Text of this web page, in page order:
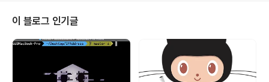
💡 반드시 username.github.io 이런식으로 만들어주세
요. 저는 UserName이 Zedd0202라서 Zedd0202.g
ithub.io로 만들어준거에요! 공식문서에 따르면, 저장소의
저 username부분이 사용자 이름과 정확히 일치하지 않
이 블로그 인기글